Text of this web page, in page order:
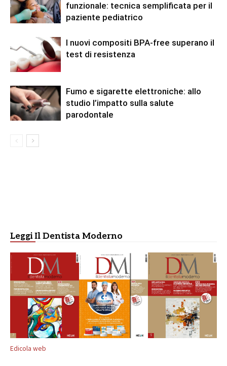
funzionale: tecnica semplificata per il
paziente pediatrico
I nuovi compositi BPA-free superano il
test di resistenza
Fumo e sigarette elettroniche: allo
studio l’impatto sulla salute
parodontale
Leggi Il Dentista Moderno
Edicola web